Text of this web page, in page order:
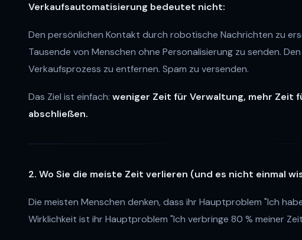
Verkaufsautomatisierung bedeutet nicht:
Den persönlichen Kontakt durch robotische Nachrichten zu
Tausende von Menschen ohne Personalisierung zu senden.
Verkaufsprozess zu entfernen. Spam zu versenden.
Das Ziel ist einfach: weniger Zeit für Verwaltung, mehr Zeit
abschließen.
2. Wo Sie die meiste Zeit verlieren (und es nicht einmal
Die meisten Menschen denken, dass ihr Hauptproblem "Ich
Wirklichkeit ist ihr Hauptproblem "Ich verbringe 80 % meiner